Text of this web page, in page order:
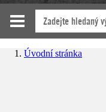
Úvodní stránka